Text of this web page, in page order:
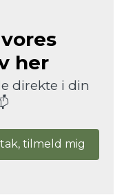
her
direkte i din
tilmeld mig